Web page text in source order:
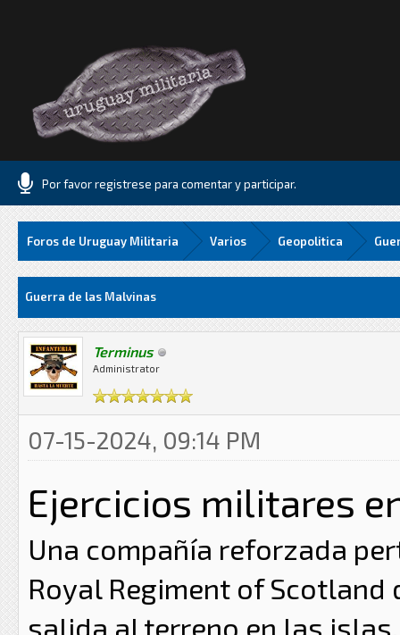
Por favor registrese para comentar y participar.
Foros de Uruguay Militaria Varios Geopolitica
Guerra de las Malvinas
Terminus
Administrator
07-15-2024, 09:14 PM
Ejercicios militares
Una compañía reforzada
Royal Regiment of
salida al terreno en las islas.